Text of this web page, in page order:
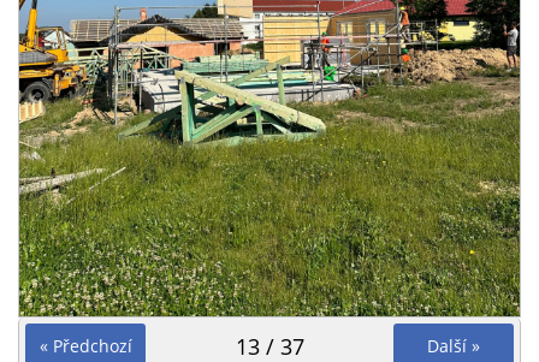
« Předchozí Další »
13 / 37